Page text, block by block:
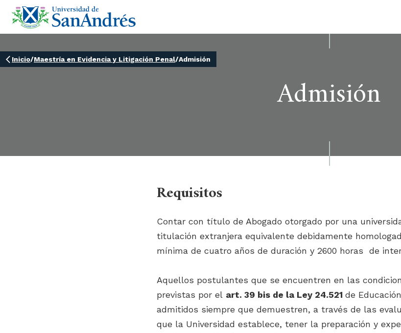
Inicio/Maestría en Evidencia y Litigación Penal/Admisión
Admisión
Requisitos
Contar con título de Abogado otorgado por una
titulación extranjera equivalente debidamente
mínima de cuatro años de duración y 2600 horas de
Aquellos postulantes que se encuentren en las
previstas por el art. 39 bis de la Ley 24.521 de
admitidos siempre que demuestren, a través de las
que la Universidad establece, tener la preparación y